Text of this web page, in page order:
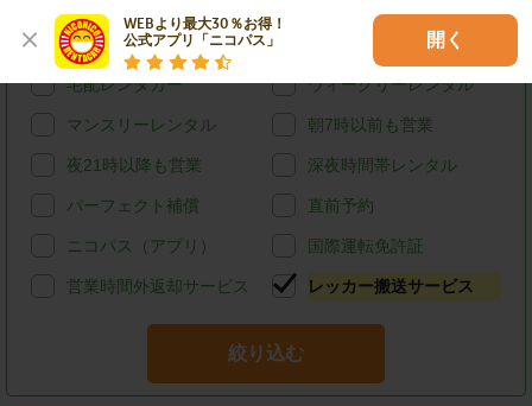
WEBより最大30％お得！
公式アプリ「ニコパス」
開く
給油可能
宅配レンタカー ウィークリーレンタル
マンスリーレンタル 朝7時以前も営業
夜21時以降も営業 深夜時間帯レンタル
パーフェクト補償 直前予約
ニコパス（アプリ） 国際運転免許証
営業時間外返却サービス レッカー搬送サービス
絞り込む